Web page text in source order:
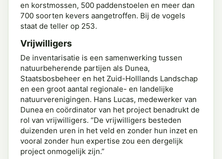
en korstmossen, 500 paddenstoelen en meer dan
700 soorten kevers aangetroffen. Bij de vogels
staat de teller op 253.
Vrijwilligers
De inventarisatie is een samenwerking tussen
natuurbeherende partijen als Dunea,
Staatsbosbeheer en het Zuid-Holllands Landschap
en een groot aantal regionale- en landelijke
natuurverenigingen. Hans Lucas, medewerker van
Dunea en coördinator van het project benadrukt de
rol van vrijwilligers. “De vrijwilligers besteden
duizenden uren in het veld en zonder hun inzet en
vooral zonder hun expertise zou een dergelijk
project onmogelijk zijn.”